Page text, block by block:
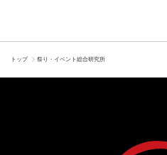
トップ 祭り・イベント総合研究所